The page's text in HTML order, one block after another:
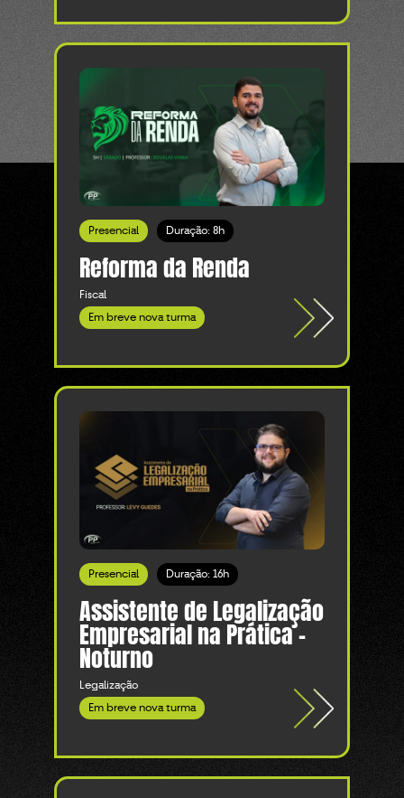
Presencial Duração: 8h
Reforma da Renda
Fiscal
Em breve nova turma
Presencial Duração: 16h
Assistente de Legalização
Empresarial na Prática -
Noturno
Legalização
Em breve nova turma